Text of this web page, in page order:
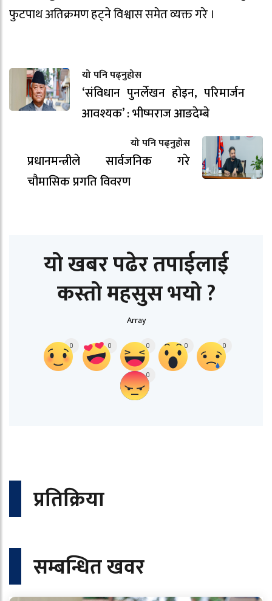
फुटपाथ अतिक्रमण हट्ने विश्वास समेत व्यक्त गरे ।
यो पनि पढ्नुहोस
‘संविधान पुनर्लेखन होइन, परिमार्जन
आवश्यक’ : भीष्मराज आङदेम्बे
यो पनि पढ्नुहोस
प्रधानमन्त्रीले सार्वजनिक गरे
चौमासिक प्रगति विवरण
यो खबर पढेर तपाईलाई
कस्तो महसुस भयो ?
Array
0 0 0 0 0
0
प्रतिक्रिया
सम्बन्धित खवर